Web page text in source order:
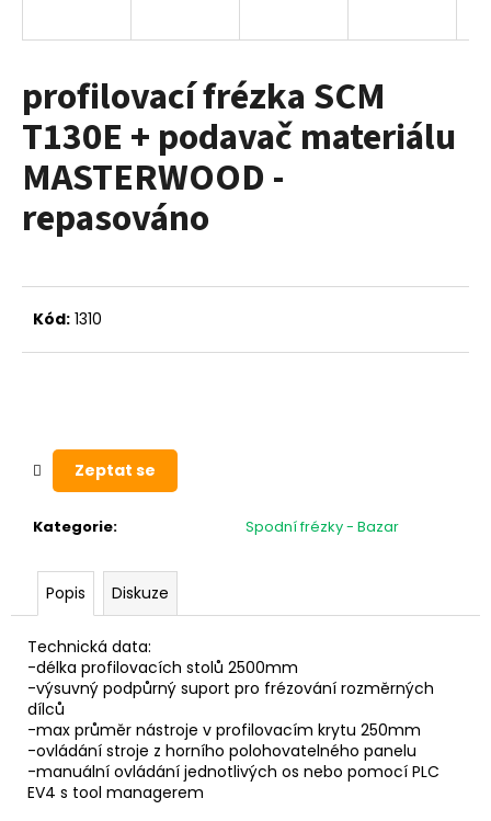
profilovací frézka SCM
T130E + podavač materiálu
MASTERWOOD -
repasováno
Kód: 1310
Kategorie: Spodní frézky - Bazar
Zeptat se
Popis Diskuze
Technická data:
-délka profilovacích stolů 2500mm
-výsuvný podpůrný suport pro frézování rozměrných
dílců
-max průměr nástroje v profilovacím krytu 250mm
-ovládání stroje z horního polohovatelného panelu
-manuální ovládání jednotlivých os nebo pomocí PLC
EV4 s tool managerem
í
t
?
D
e